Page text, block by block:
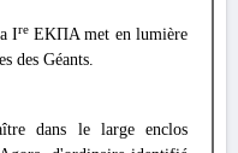
IreΕΚΠΑ met en lumière
des Géants.
dans le large enclos